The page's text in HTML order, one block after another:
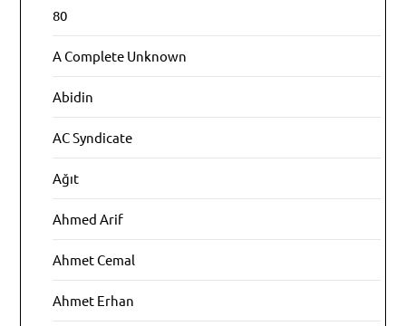
80
A Complete Unknown
Abidin
AC Syndicate
Ağıt
Ahmed Arif
Ahmet Cemal
Ahmet Erhan